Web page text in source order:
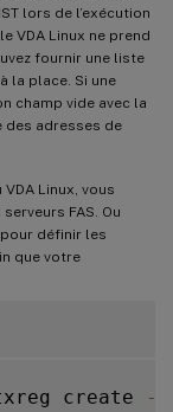
lors de l’exécution
VDA Linux ne prend
fournir une liste
la place. Si une
champ vide avec la
des adresses de
Linux, vous
FAS. Ou
définir les
que votre
create -